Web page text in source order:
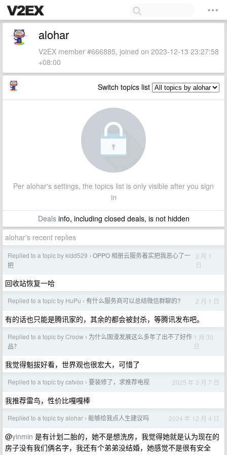
alohar
V2EX member #666885, joined on 2023-12-13 23:27:58
+08:00
Switch topics list
Per alohar's settings, the topics list is only visible after you sign
in
Dealsinfo, including closed deals, is not hidden
alohar's recent replies
Replied to a topic by kldd529 › OPPO 相册云服务着实把我恶心了一
把
2 月 1
日
回收站恢复一哈
Replied to a topic by HuPu › 有什么服务商可以总结微信群聊的? 2 月 1 日
有的话也只能是腾讯家的，其余的都会被封杀，等腾讯发布吧。
Replied to a topic by Croow › 为什么国漫发展这么多年了出不了好作
品？
1 月 30
日
我觉得魁拔好看，世界观也很宏大，可惜了
Replied to a topic by catvoo › 要装修了，求推荐电视 2025 年 3 月 7 日
我推荐雷鸟，性价比嘎嘎棒
Replied to a topic by alohar › 能够给我点人生建议吗 2024 年 12 月 4 日
@yinmin 是有计划二胎的，她不是想洗房，我觉得她就是认为现在的
房子没有我们俩名字，我还有个弟弟没结婚，她感觉不是很有安全